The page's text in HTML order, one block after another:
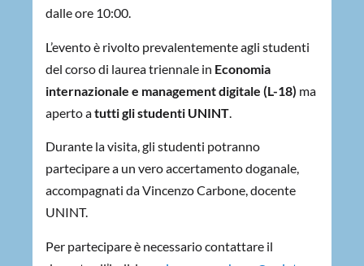
dalle ore 10:00.
L’evento è rivolto prevalentemente agli studenti
del corso di laurea triennale in Economia
internazionale e management digitale (L-18) ma
aperto atutti gli studenti UNINT
Durante la visita, gli studenti potranno
partecipare a un vero accertamento doganale,
accompagnati da Vincenzo Carbone, docente
UNINT.
Per partecipare è necessario contattare il